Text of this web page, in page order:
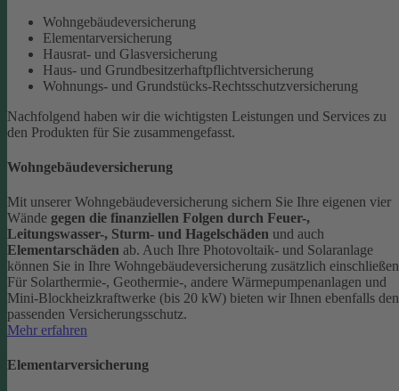
Wohngebäudeversicherung
Elementarversicherung
Hausrat- und Glasversicherung
Haus- und Grundbesitzerhaftpflichtversicherung
Wohnungs- und Grundstücks-Rechtsschutzversicherung
Nachfolgend haben wir die wichtigsten Leistungen und Services zu
den Produkten für Sie zusammengefasst.
Wohngebäudeversicherung
Mit unserer Wohngebäudeversicherung sichern Sie Ihre eigenen vier
Wände gegen die finanziellen Folgen durch Feuer-,
Leitungswasser-, Sturm- und Hagelschäden und auch
Elementarschäden ab. Auch Ihre Photovoltaik- und Solaranlage
können Sie in Ihre Wohngebäudeversicherung zusätzlich
Für Solarthermie-, Geothermie-, andere Wärmepumpenanlagen und
Mini-Blockheizkraftwerke (bis 20 kW) bieten wir Ihnen ebenfalls den
passenden Versicherungsschutz.
Mehr erfahren
Elementarversicherung